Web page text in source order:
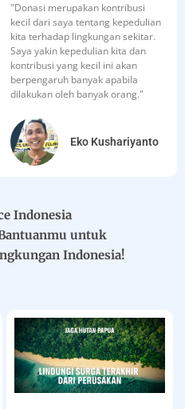
"Donasi merupakan kontribusi
kecil dari saya tentang kepedulian
kita terhadap lingkungan sekitar.
Saya yakin kepedulian kita dan
kontribusi yang kecil ini akan
berpengaruh banyak apabila
dilakukan oleh banyak orang."
Eko Kushariyanto
Indonesia
untuk
Indonesia!